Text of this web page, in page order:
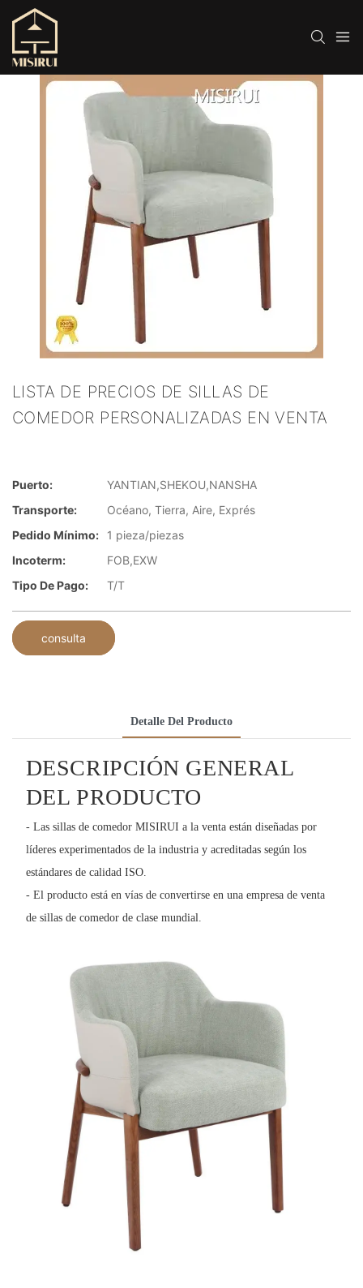
LISTA DE PRECIOS DE SILLAS DE
COMEDOR PERSONALIZADAS EN VENTA
Puerto:
YANTIAN,SHEKOU,NANSHA
Transporte:
Océano, Tierra, Aire, Exprés
Pedido Mínimo:
1 pieza/piezas
Incoterm:
FOB,EXW
Tipo De Pago:
T/T
consulta
Detalle Del Producto
DESCRIPCIÓN GENERAL
DEL PRODUCTO
- Las sillas de comedor MISIRUI a la venta están diseñadas por
líderes experimentados de la industria y acreditadas según los
estándares de calidad ISO.
- El producto está en vías de convertirse en una empresa de venta
de sillas de comedor de clase mundial.